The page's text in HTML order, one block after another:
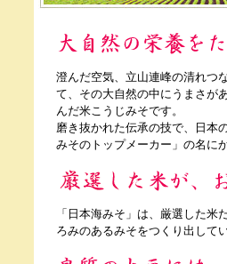
澄んだ空気、立山連峰の清れつ
て、その大自然の中にうまさが
んだ米こうじみそです。
磨き抜かれた伝承の技で、日本
みそのトップメーカー」の名に
「日本海みそ」は、厳選した
ろみのあるみそをつくり出して